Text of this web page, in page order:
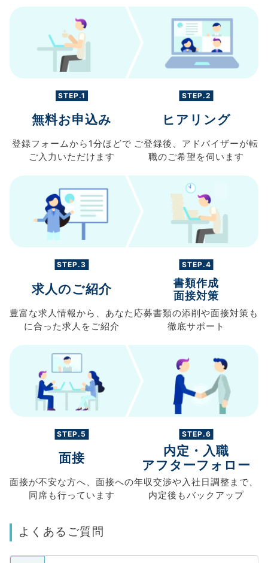
STEP.1
無料お申込み
登録フォームから 1分ほどで
ご入力 いただけます
STEP.2
ヒアリング
ご登録後、 アドバイザーが転
職のご希望を伺います
STEP.3
求人のご紹介
豊富な求人情報から、 あなた
に合った求人を ご紹介
STEP.4
書類作成
面接対策
応募書類の添削や面接対策も
徹底サポート
STEP.5
面接
面接が不安な方へ、 面接への
同席も行っています
STEP.6
内定・入職
アフターフォロー
年収交渉や入社日調整まで、
内定後もバックアップ
よくあるご質問